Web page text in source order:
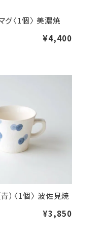
グ〈1個〉 美濃焼
¥4,400
）〈1個〉 波佐見焼
¥3,850